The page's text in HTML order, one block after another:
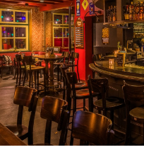
Welkom in Breda
Studentenverenigingen
Studentenraad
Studentenroutes
New in town? Check FAQ!
WONEN